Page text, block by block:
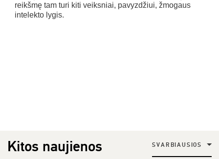
reikšmę tam turi kiti veiksniai, pavyzdžiui, žmogaus
intelekto lygis.
Kitos naujienos SVARBIAUSIOS